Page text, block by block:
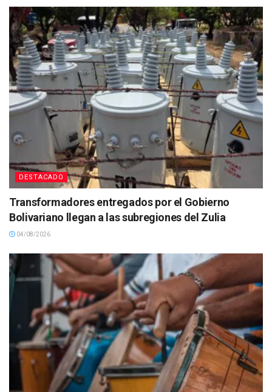
DESTACADO
Transformadores entregados por el Gobierno
Bolivariano llegan a las subregiones del Zulia
04/08/2026